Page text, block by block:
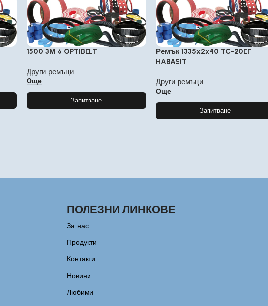
1500 3М 6 OPTIBELT
Други ремъци
Още
Запитване
Ремък 1335x2x40 TC-20EF
HABASIT
Други ремъци
Още
Запитване
ПОЛЕЗНИ ЛИНКОВЕ
За нас
Продукти
Контакти
Новини
Любими